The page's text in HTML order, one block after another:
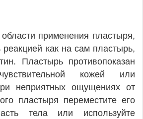
применения пластыря,
реакцией как на сам пластырь,
Пластырь противопоказан
кожей или
неприятных ощущениях от
пластыря переместите его
тела или используйте